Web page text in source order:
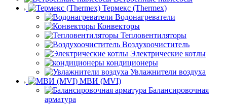
Термекс (Thermex)
Водонагреватели
Конвекторы
Тепловентиляторы
Воздухоочиститель
Электрические котлы
кондиционеры
Увлажнители воздуха
МВИ (MVI)
Балансировочная
арматура